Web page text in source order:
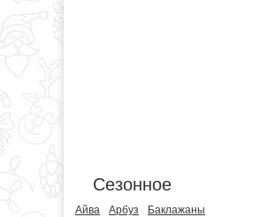
Сезонное
Айва Арбуз
Баклажаны